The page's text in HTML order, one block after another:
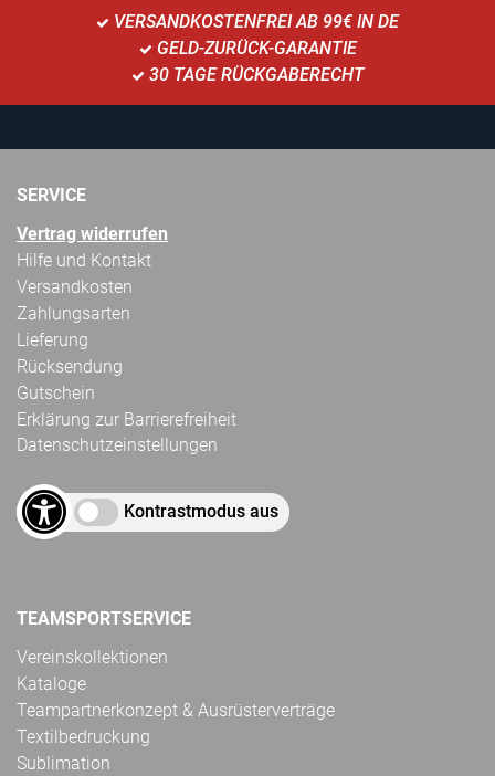
VERSANDKOSTENFREI AB 99€ IN DE
GELD-ZURÜCK-GARANTIE
30 TAGE RÜCKGABERECHT
SERVICE
Vertrag widerrufen
Hilfe und Kontakt
Versandkosten
Zahlungsarten
Lieferung
Rücksendung
Gutschein
Erklärung zur Barrierefreiheit
Datenschutzeinstellungen
Kontrastmodus aus
TEAMSPORTSERVICE
Vereinskollektionen
Kataloge
Teampartnerkonzept & Ausrüsterverträge
Textilbedruckung
Sublimation